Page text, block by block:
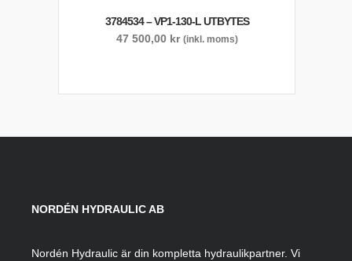
3784534 – VP1-130-L UTBYTES
47 500,00 kr (inkl. moms)
NORDÉN HYDRAULIC AB
Nordén Hydraulic är din kompletta hydraulikpartner. Vi